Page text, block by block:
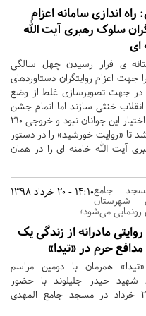
راه اندازی سامانه اعزام
سلوک رهبری آیت الله
ای
ی فرار رسیدن چهل سالگی
جهت اعزام روایتگران دستاوردهای
در جهت تصویرسازی غلط از وضع
خنثی سازند اما اتمام جشن
چهل سالگی انقلاب پایان فعالیت آتش به اختیار این جوانان نبود و خروجی 210
تا «روایت خورشید» را در دستور
آیت الله خامنه ای را در همان
14:10 - 20 خرداد 1398جامع
شهرستان
می‌شود؛
روایتی مادرانه از زندگی یک
حرم در «تیدا»
همرمان با دومین مراسم
شهید حیدر جلیلوند با حضور
خانواده و همرزمان شهید پنج شنبه ۲۳ خرداد در مسجد جامع المهدی